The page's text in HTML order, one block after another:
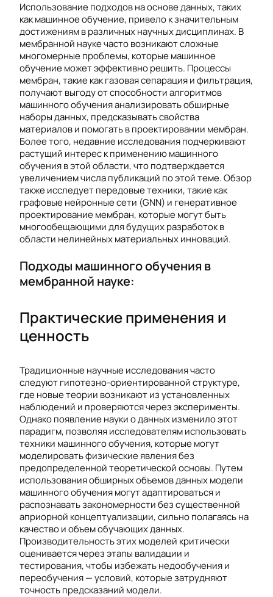
Использование подходов на основе данных, таких
как машинное обучение, привело к значительным
достижениям в различных научных дисциплинах. В
мембранной науке часто возникают сложные
многомерные проблемы, которые машинное
обучение может эффективно решить. Процессы
мембран, такие как газовая сепарация и фильтрация,
получают выгоду от способности алгоритмов
машинного обучения анализировать обширные
наборы данных, предсказывать свойства
материалов и помогать в проектировании мембран.
Более того, недавние исследования подчеркивают
растущий интерес к применению машинного
обучения в этой области, что подтверждается
увеличением числа публикаций по этой теме. Обзор
также исследует передовые техники, такие как
графовые нейронные сети (GNN) и генеративное
проектирование мембран, которые могут быть
многообещающими для будущих разработок в
области нелинейных материальных инноваций.
Подходы машинного обучения в
мембранной науке:
Практические применения и
ценность
Традиционные научные исследования часто
следуют гипотезно-ориентированной структуре,
где новые теории возникают из установленных
наблюдений и проверяются через эксперименты.
Однако появление науки о данных изменило этот
парадигм, позволяя исследователям использовать
техники машинного обучения, которые могут
моделировать физические явления без
предопределенной теоретической основы. Путем
использования обширных объемов данных модели
машинного обучения могут адаптироваться и
распознавать закономерности без существенной
априорной концептуализации, сильно полагаясь на
качество и объем обучающих данных.
Производительность этих моделей критически
оценивается через этапы валидации и
тестирования, чтобы избежать недообучения и
переобучения — условий, которые затрудняют
точность предсказаний модели.